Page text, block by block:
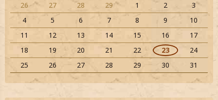
26 27 28 29 1 2
3
4
5 6 7 8 9
10
11
12 13 14 15 16
17
18
19 20 21 22 23
24
25
26 27 28 29 30 31